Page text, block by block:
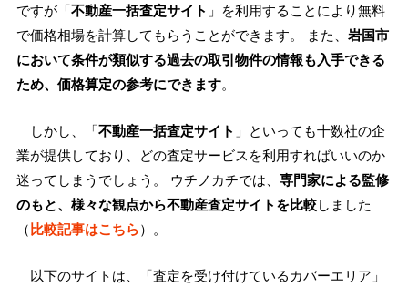
ですが「不動産一括査定サイト 」を利用することにより無料
で価格相場を計算してもらうことができます。 また、 岩国市
において条件が類似する過去の取引物件の情報も入手できる
ため、価格算定の参考にできます。
しかし、「不動産一括査定サイト 」といっても十数社の企
業が提供しており、どの査定サービスを利用すればいいのか
迷ってしまうでしょう。 ウチノカチでは、 専門家による監修
のもと、様々な観点から不動産査定サイトを比較しました
（比較記事はこちら）。
以下のサイトは、「査定を受け付けているカバーエリア」